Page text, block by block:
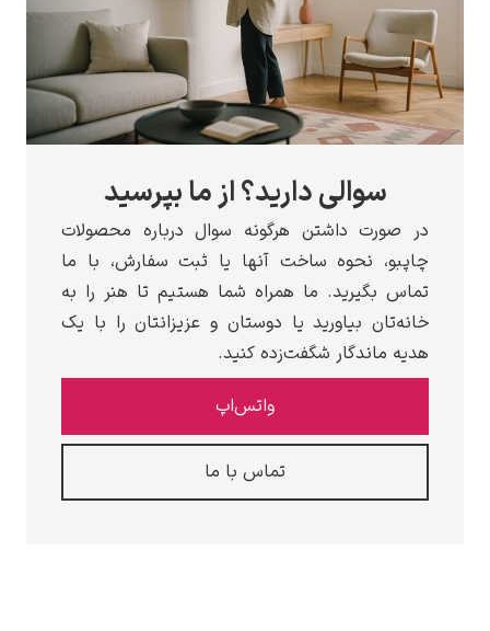
سوالی دارید؟ از ما بپرسید
صورت داشتن هرگونه سوال درباره محصولات
نحوه ساخت آنها یا ثبت سفارش، با ما
بگیرید. ما همراه شما هستیم تا هنر را به
بیاورید یا دوستان و عزیزانتان را با یک
ماندگار شگفت‌زده کنید.
تماس با ما